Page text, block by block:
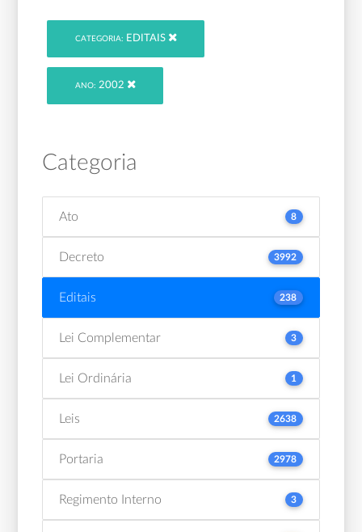
CATEGORIA: EDITAIS
ANO: 2002
Categoria
Ato 8
Decreto 3992
Editais 238
Lei Complementar 3
Lei Ordinária 1
Leis 2638
Portaria 2978
Regimento Interno 3